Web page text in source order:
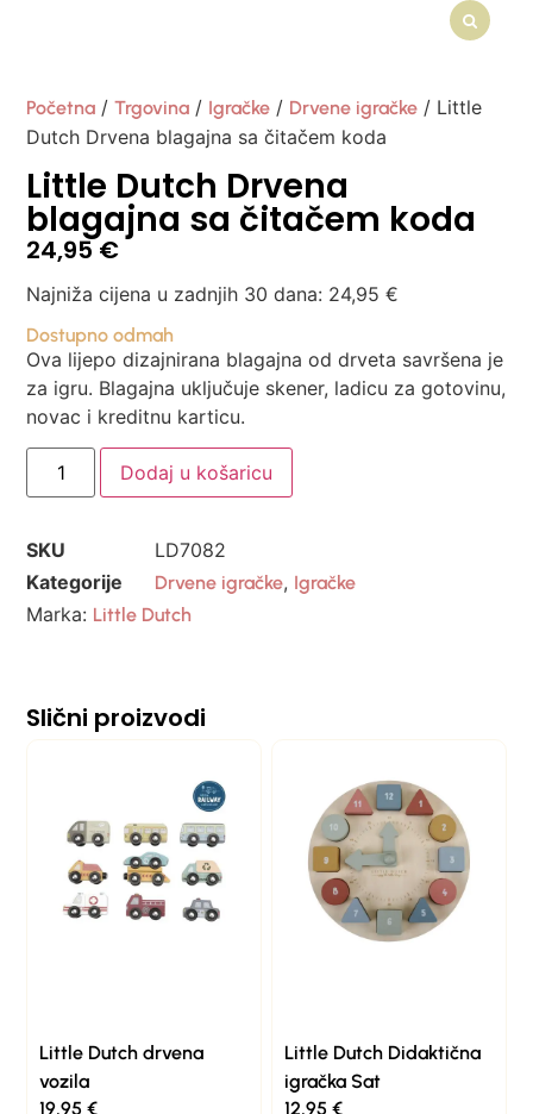
Početna /Trgovina / Igračke / Drvene igračke / Little
Dutch Drvena blagajna sa čitačem koda
Little Dutch Drvena
blagajna sa čitačem koda
24,95€
Najniža cijena u zadnjih 30 dana: 24,95€
Dostupno odmah
Ova lijepo dizajnirana blagajna od drveta savršena je
za igru. Blagajna uključuje skener, ladicu za gotovinu,
novac i kreditnu karticu.
Dodaj u košaricu
SKU
LD7082
Kategorije
Drvene igračke, Igračke
Marka: Little Dutch
Slični proizvodi
Little Dutch drvena
vozila
19,95€
Little Dutch Didaktična
igračka Sat
12,95 €